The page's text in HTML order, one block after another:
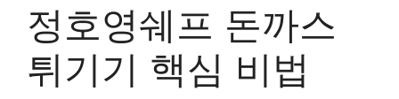
정호영쉐프 돈까스
튀기기 핵심 비법